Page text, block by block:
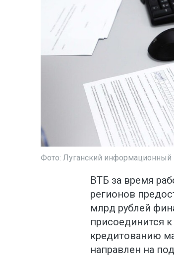
Фото: Луганский информационный
ВТБ за время
регионов
млрд рублей
присоединится
кредитованию
направлен на